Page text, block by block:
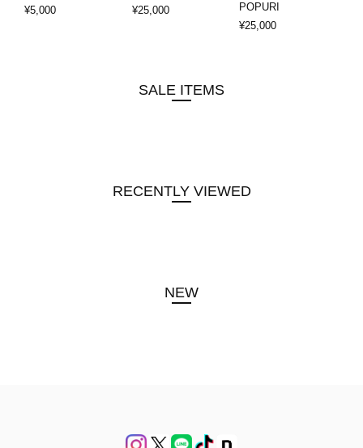
¥5,000
¥25,000
POPURI
¥25,000
SALE ITEMS
RECENTLY VIEWED
NEW